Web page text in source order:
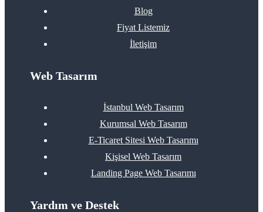
Blog
Fiyat Listemiz
İletişim
Web Tasarım
İstanbul Web Tasarım
Kurumsal Web Tasarım
E-Ticaret Sitesi Web Tasarımı
Kişisel Web Tasarım
Landing Page Web Tasarımı
Yardım ve Destek